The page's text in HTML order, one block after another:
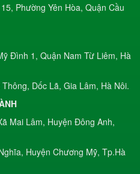
Phường Yên Hòa, Quận Cầu
Đình 1, Quận Nam Từ Liêm, Hà
Dốc Lã, Gia Lâm, Hà Nôi.
Mai Lâm, Huyện Đông Anh,
Huyện Chương Mỹ, Tp.Hà